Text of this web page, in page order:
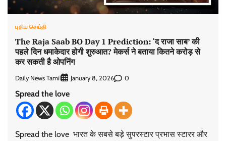
புதிய செய்தி
The Raja Saab BO Day 1 Prediction: ‘द राजा साब’ की
पहले दिन धमाकेदार होगी शुरुआत? मेकर्स ने बताया कितने करोड़ से
कर सकती है ओपनिंग
Daily News Tamil January 8, 2026 0
Spread the love
Spread the love भारत के सबसे बड़े सुपरस्टार प्रभास स्टारर और